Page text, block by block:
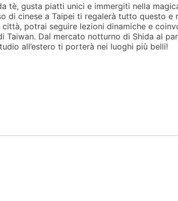
tè, gusta piatti unici e immergiti nella
di cinese a Taipei ti regalerà tutto questo e
potrai seguire lezioni dinamiche e
Taiwan. Dal mercato notturno di Shida al
all’estero ti porterà nei luoghi più belli!